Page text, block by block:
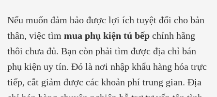
Nếu muốn đảm bảo được lợi ích tuyệt đối cho bản
thân, việc tìm mua phụ kiện tủ bếp chính hãng
thôi chưa đủ. Bạn còn phải tìm được địa chỉ bán
phụ kiện uy tín. Đó là nơi nhập khẩu hàng hóa trực
tiếp, cắt giảm được các khoản phí trung gian. Địa